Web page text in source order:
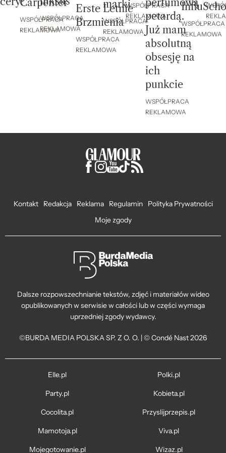
Carpenter
WSPÓŁPRACA
REKLAMOWA
WSPÓŁPRACA
REKLAMOWA
Erste Letnie
Brzmienia
WSPÓŁPRACA
REKLAMOWA
marki
WSPÓŁPRACA
REKLAMOWA
WSPÓŁPRACA
REKLAMOWA
petardą.
Już mam
absolutną
obsesję na
ich
punkcie
WSPÓŁPRACA
REKLAMOWA
WSPÓŁPRACA
REKLAMOWA
Kontakt Redakcja Reklama Regulamin
Polityka Prywatności
Moje zgody
Dalsze rozpowszechnianie tekstów, zdjęć i materiałów wideo
opublikowanych w serwisie w całości lub w części wymaga
uprzedniej zgody wydawcy.
©BURDA MEDIA POLSKA SP. Z O. O. | © Condé Nast 2026
Elle.pl
Party.pl
Cocolita.pl
Mamotoja.pl
Mojegotowanie.pl
Polki.pl
Kobieta.pl
Przyslijprzepis.pl
Viva.pl
Wizaz.pl